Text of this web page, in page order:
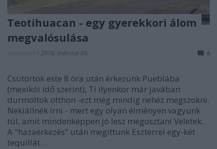
Teotihuacan - egy gyerekkori álom
megvalósulása
• 2018. március 09. 4
Csütörtök este 8 óra után érkezünk Pueblába
(mexikói idő szerint), Ti ilyenkor már javában
durmoltok otthon -ezt még mindig nehéz megszokni.
Nekiállnék írni - mert egy olyan élményen vagyunk
túl, amit mindenképpen jó lesz megosztani Veletek.
A "hazaérkezés" után megittunk Eszterrel egy-két
tequillát…